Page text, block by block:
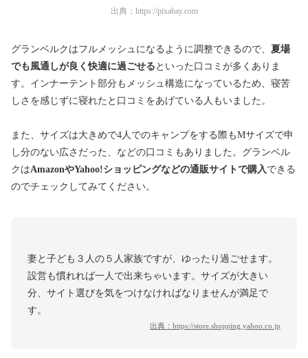
出典： https://pixabay.com
グランベルクはフルメッシュになるように調整できるので、 夏場
でも風通しが良く快適に過ごせる といった口コミが多くありま
す。インナーテント部分もメッシュ構造になっているため、寝苦
しさを感じずに寝れたと口コミをあげている人もいました。
また、サイズは大きめで4人でのキャンプをする際もMサイズで申
し分のない広さだった、などの口コミもありました。グランベル
クはAmazonやYahoo!ショッピングなどの通販サイトで購入 できる
のでチェックしてみてください。
妻と子ども３人の５人家族ですが、ゆったり過ごせます。
設営も慣れれば一人で出来ちゃいます。サイズが大きい
分、サイト選びを気をつけなければなりませんが満足で
す。
出典： https://store.shopping.yahoo.co.jp